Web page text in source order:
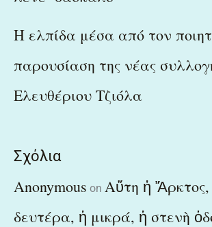
Η ελπίδα μέσα από τον
παρουσίαση της νέας
Ελευθέριου Τζιόλα
Σχόλια
Anonymous on Αὕτη ἡ Ἄρκτος,
δευτέρα, ἡ μικρά, ἡ στενὴ